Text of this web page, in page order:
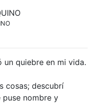
quiebre en mi vida.
cosas; descubrí
puse nombre y